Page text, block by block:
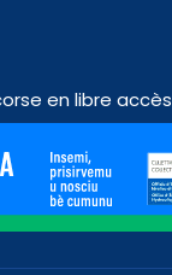
en libre accès